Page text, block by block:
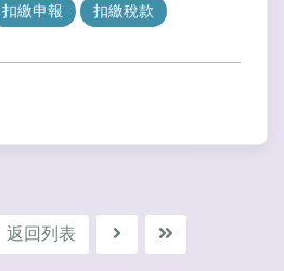
扣繳申報 扣繳稅款
返回列表